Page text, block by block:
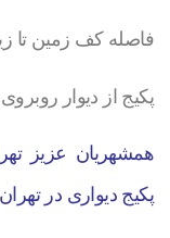
فاصله کف زمین تا زیر پکیج
پکیج از دیوار
همشهریان عزیز
پکیج دیواری در